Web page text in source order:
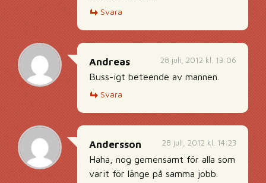
Svara
28 juli, 2012 kl. 13:06
Andreas
Buss-igt beteende av mannen.
Svara
28 juli, 2012 kl. 14:23
Andersson
Haha, nog gemensamt för alla som
varit för länge på samma jobb.